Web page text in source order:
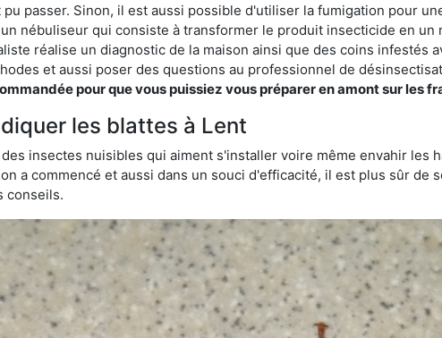
passer. Sinon, il est aussi possible d'utiliser la fumigation pour
nébuliseur qui consiste à transformer le produit insecticide en
réalise un diagnostic de la maison ainsi que des coins infestés
et aussi poser des questions au professionnel de
pour que vous puissiez vous préparer en amont sur les
les blattes à Lent
insectes nuisibles qui aiment s'installer voire même envahir les
a commencé et aussi dans un souci d'efficacité, il est plus sûr de
conseils.